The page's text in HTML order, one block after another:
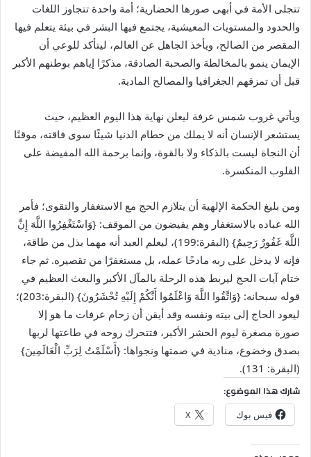
تتجلى الأمة في أبهى صورها الحضارية؛ أمة واحدة تتجاوز اللغات
والحدود والمستويات المعيشية، يجتمع فيها البشر في بيئة يتعلم فيها
المقصر من الصالح، ويأخذ الجاهل عن العالم، ليتأكد للوعي أن
الإيمان ينمو بالمخالطة والصحبة الصادقة، مذكرًا إياهم بوطنهم الأكبر
قبل أن تمزقهم الجغرافيا والمصالح المادية.
ويأتي غروب شمس عرفة ليعلن نهاية هذا اليوم العظيم، حيث
يستشعر الإنسان أنه لا يملك من حطام الدنيا شيئًا سوى فاقته، موقنًا
أن النجاة ليست بالذكاء ولا بالقوة، وإنما برحمة الله المفيضة على
القلوب المنكسرة.
ومن بليغ الحكمة الإلهية أن يتلازم الحج مع الاستغفار والتقوى؛ فأمر
الله عباده بالاستغفار وهم يفيضون من الموقف: {وَاسْتَغْفِرُوا اللَّهَ إِنَّ
اللَّهَ غَفُورٌ رَحِيمٌ} (البقرة:199)، ليعلم العبد أنه مهما بذل من طاقة،
فإنه لا يدخل على ربه مادحًا عمله، بل مستغفرًا من تقصيره. ثم جاء
ختام آيات الحج ليربط هذه الرحلة بالمآل الأكبر والبعث العظيم في
قوله سبحانه: {وَاتَّقُوا اللَّهَ وَاعْلَمُوا أَنَّكُمْ إِلَيْهِ تُحْشَرُونَ} (البقرة:203)؛
ليعود الحاج إلى بيته ونفسه وقد أيقن أن زحام عرفات ما هو إلا
صورة مصغرة ليوم الحشر الأكبر، فتتحرك روحه في طاعتها لربها
بصدق وخضوع، منادية في صمتها ونجواها: {أَسْلَمْتُ لِرَبِّ الْعَالَمِينَ}
(البقرة: 131).
شارك هذا الموضوع:
فيس بوك X